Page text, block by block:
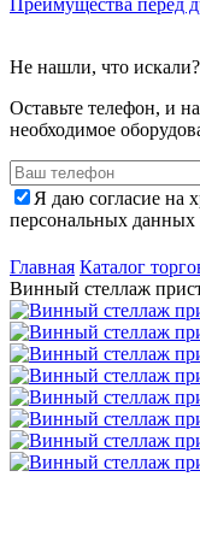
Преимущества перед
Не нашли, что искали?
Оставьте телефон, и
необходимое
Я даю согласие на
персональных данных
Главная Каталог
Винный стеллаж